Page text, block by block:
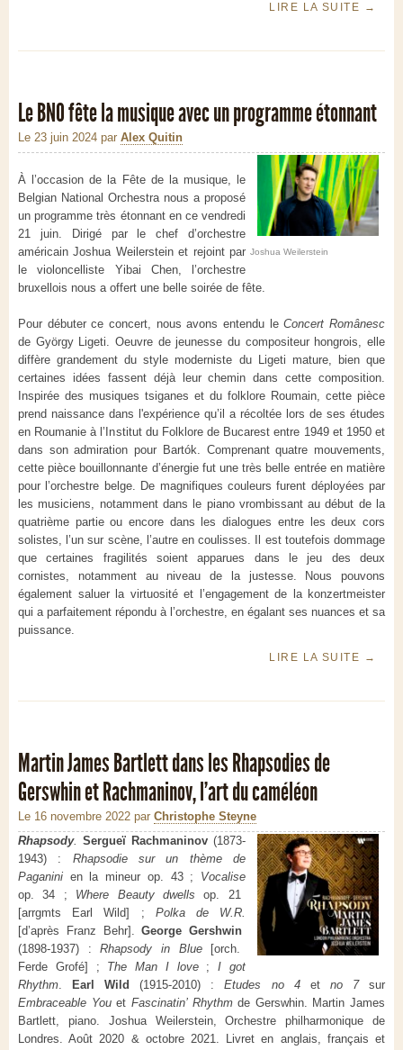
LIRE LA SUITE →
Le BNO fête la musique avec un programme étonnant
Le 23 juin 2024 par Alex Quitin
Joshua Weilerstein
À l’occasion de la Fête de la musique, le
Belgian National Orchestra nous a proposé
un programme très étonnant en ce vendredi
21 juin. Dirigé par le chef d’orchestre
américain Joshua Weilerstein et rejoint par
le violoncelliste Yibai Chen, l’orchestre
bruxellois nous a offert une belle soirée de fête.
Pour débuter ce concert, nous avons entendu leConcert Românesc
de György Ligeti. Oeuvre de jeunesse du compositeur hongrois, elle
diffère grandement du style moderniste du Ligeti mature, bien que
certaines idées fassent déjà leur chemin dans cette composition.
Inspirée des musiques tsiganes et du folklore Roumain, cette pièce
prend naissance dans l'expérience qu’il a récoltée lors de ses études
en Roumanie à l’Institut du Folklore de Bucarest entre 1949 et 1950 et
dans son admiration pour Bartók. Comprenant quatre mouvements,
cette pièce bouillonnante d’énergie fut une très belle entrée en matière
pour l’orchestre belge. De magnifiques couleurs furent déployées par
les musiciens, notamment dans le piano vrombissant au début de la
quatrième partie ou encore dans les dialogues entre les deux cors
solistes, l’un sur scène, l’autre en coulisses. Il est toutefois dommage
que certaines fragilités soient apparues dans le jeu des deux
cornistes, notamment au niveau de la justesse. Nous pouvons
également saluer la virtuosité et l’engagement de la konzertmeister
qui a parfaitement répondu à l’orchestre, en égalant ses nuances et sa
puissance.
LIRE LA SUITE →
Martin James Bartlett dans les Rhapsodies de
Gerswhin et Rachmaninov, l’art du caméléon
Le 16 novembre 2022 par Christophe Steyne
Rhapsody. Sergueï Rachmaninov (1873-
1943) : Rhapsodie sur un thème de
Paganini en la mineur op. 43 ; Vocalise
op. 34 ; Where Beauty dwells op. 21
[arrgmts Earl Wild] ; Polka de W.R.
[d’après Franz Behr].George Gershwin
(1898-1937) :Rhapsody in Blue[orch.
Ferde Grofé] ; The Man I love;I got
Rhythm. Earl Wild (1915-2010) :Etudes no 4et no 7sur
Embraceable Youet Fascinatin’ Rhythmde Gerswhin. Martin James
Bartlett, piano. Joshua Weilerstein, Orchestre philharmonique de
Londres. Août 2020 & octobre 2021. Livret en anglais, français et